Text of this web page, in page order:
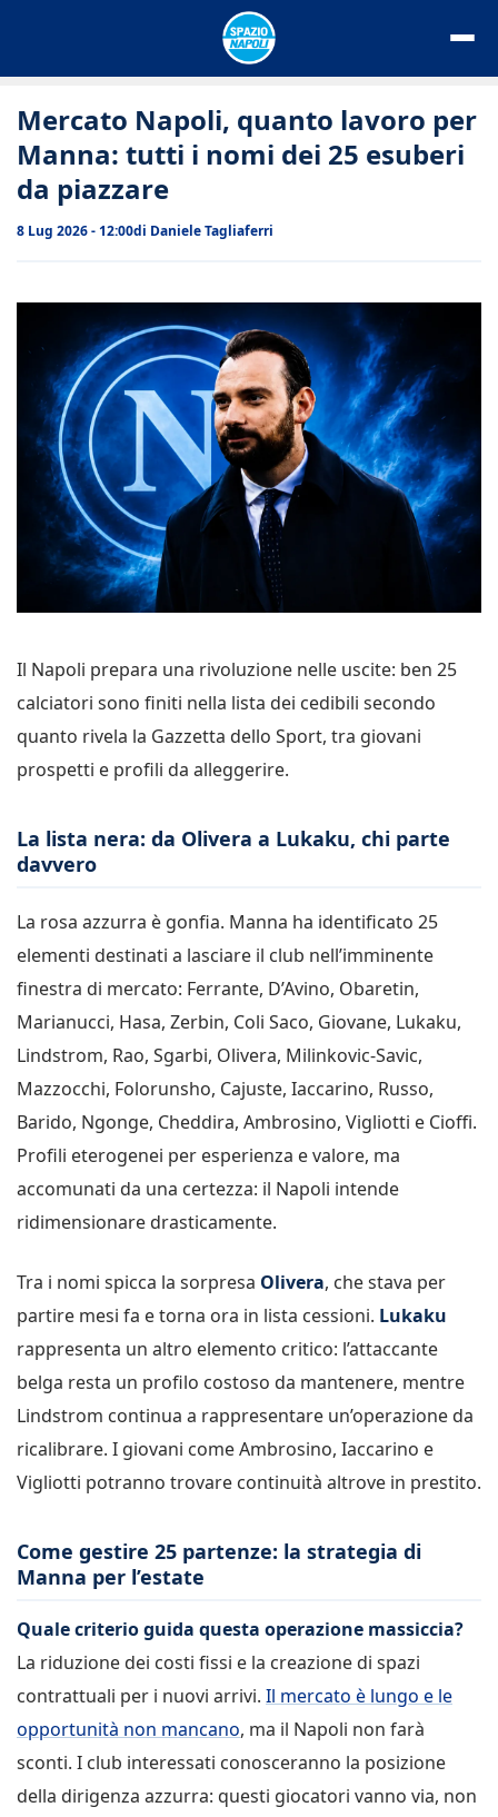
Mercato Napoli, quanto lavoro per
Manna: tutti i nomi dei 25 esuberi
da piazzare
8 Lug 2026 - 12:00di Daniele Tagliaferri
Il Napoli prepara una rivoluzione nelle uscite: ben 25
calciatori sono finiti nella lista dei cedibili secondo
quanto rivela la Gazzetta dello Sport, tra giovani
prospetti e profili da alleggerire.
La lista nera: da Olivera a Lukaku, chi parte
davvero
La rosa azzurra è gonfia. Manna ha identificato 25
elementi destinati a lasciare il club nell’imminente
finestra di mercato: Ferrante, D’Avino, Obaretin,
Marianucci, Hasa, Zerbin, Coli Saco, Giovane, Lukaku,
Lindstrom, Rao, Sgarbi, Olivera, Milinkovic-Savic,
Mazzocchi, Folorunsho, Cajuste, Iaccarino, Russo,
Barido, Ngonge, Cheddira, Ambrosino, Vigliotti e Cioffi.
Profili eterogenei per esperienza e valore, ma
accomunati da una certezza: il Napoli intende
ridimensionare drasticamente.
Tra i nomi spicca la sorpresa Olivera, che stava per
partire mesi fa e torna ora in lista cessioni. Lukaku
rappresenta un altro elemento critico: l’attaccante
belga resta un profilo costoso da mantenere, mentre
Lindstrom continua a rappresentare un’operazione da
ricalibrare. I giovani come Ambrosino, Iaccarino e
Vigliotti potranno trovare continuità altrove in prestito.
Come gestire 25 partenze: la strategia di
Manna per l’estate
Quale criterio guida questa operazione massiccia?
La riduzione dei costi fissi e la creazione di spazi
contrattuali per i nuovi arrivi. Il mercato è lungo e le
opportunità non mancano, ma il Napoli non farà
sconti. I club interessati conosceranno la posizione
della dirigenza azzurra: questi giocatori vanno via, non